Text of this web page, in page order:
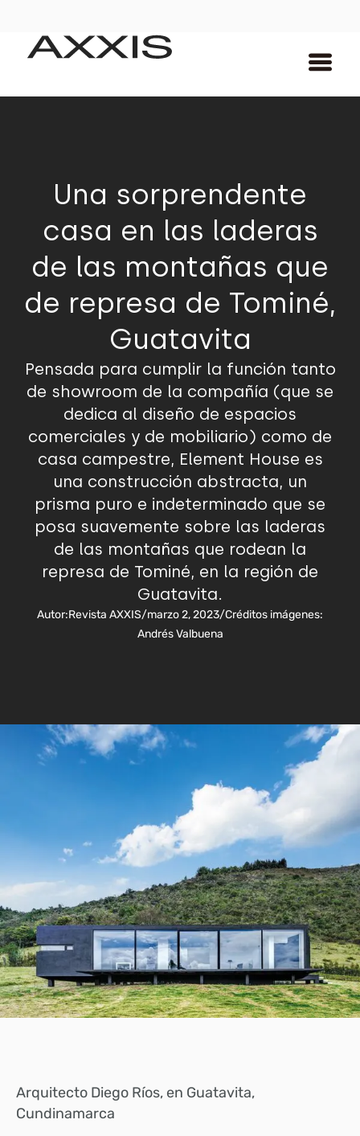
Una sorprendente
casa en las laderas
de las montañas que
de represa de Tominé,
Guatavita
Pensada para cumplir la función tanto
de showroom de la compañía (que se
dedica al diseño de espacios
comerciales y de mobiliario) como de
casa campestre, Element House es
una construcción abstracta, un
prisma puro e indeterminado que se
posa suavemente sobre las laderas
de las montañas que rodean la
represa de Tominé, en la región de
Guatavita.
Autor:Revista AXXIS/marzo 2, 2023/Créditos imágenes:
Andrés Valbuena
Arquitecto Diego Ríos, en Guatavita,
Cundinamarca